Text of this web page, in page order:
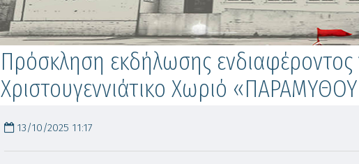
Πρόσκληση εκδήλωσης ενδιαφέροντος
Χριστουγεννιάτικο Χωριό
13/10/2025 11:17